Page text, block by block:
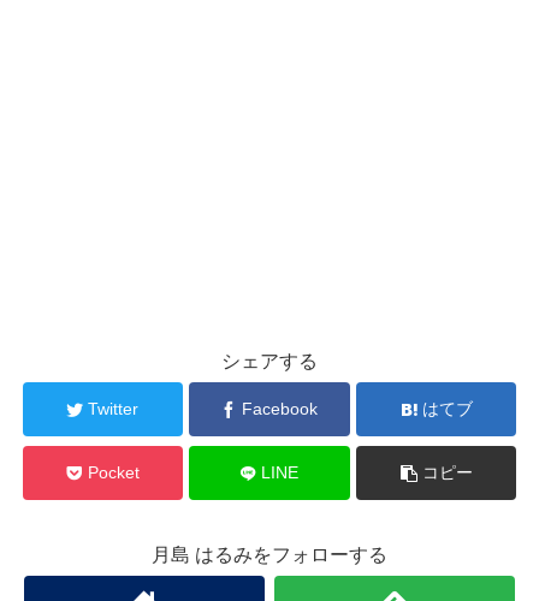
シェアする
Twitter Facebook はてブ
Pocket LINE コピー
月島 はるみをフォローする